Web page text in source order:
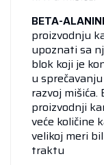
BETA-
proizvodnju
upoznati sa
blok koji je
u
razvoj
proizvodnji
veće količine
velikoj meri
traktu